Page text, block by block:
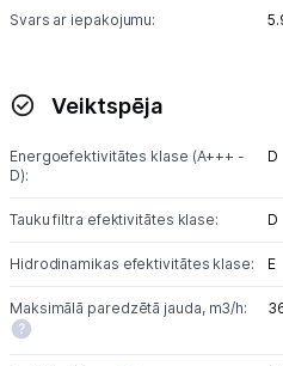
Svars ar iepakojumu:
Veiktspēja
Energoefektivitātes klase (A+++ -
D):
D
Tauku filtra efektivitātes klase: D
Hidrodinamikas efektivitātes klase: E
Maksimālā paredzētā jauda, m3/h: